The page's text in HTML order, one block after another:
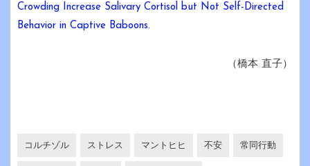
Crowding Increase Salivary Cortisol but Not Self-Directed
Behavior in Captive Baboons.
（橋本 直子）
コルチゾル ストレス マントヒヒ 不安 常同行動